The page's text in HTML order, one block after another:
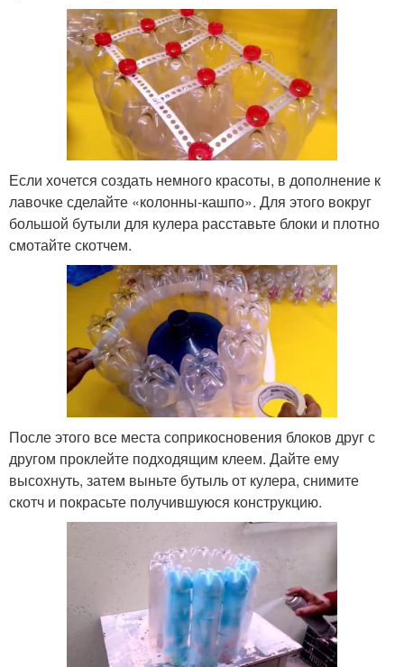
Если хочется создать немного красоты, в дополнение к
лавочке сделайте «колонны-кашпо». Для этого вокруг
большой бутыли для кулера расставьте блоки и плотно
смотайте скотчем.
После этого все места соприкосновения блоков друг с
другом проклейте подходящим клеем. Дайте ему
высохнуть, затем выньте бутыль от кулера, снимите
скотч и покрасьте получившуюся конструкцию.